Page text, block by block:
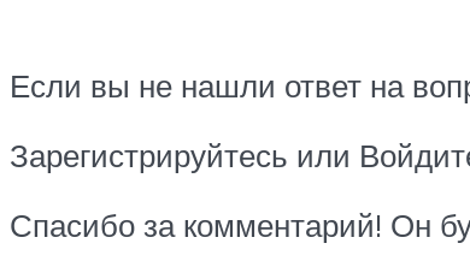
Если вы не нашли ответ на
Зарегистрируйтесь или
Спасибо за комментарий! Он